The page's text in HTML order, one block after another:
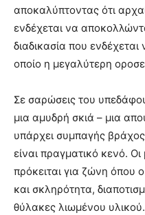
αποκαλύπτοντας ότι
ενδέχεται να
διαδικασία που
οποίο η μεγαλύτερη
Σε σαρώσεις του
μια αμυδρή σκιά – μια
υπάρχει συμπαγής
είναι πραγματικό κενό. Οι
πρόκειται για ζώνη όπου
και σκληρότητα,
θύλακες λιωμένου